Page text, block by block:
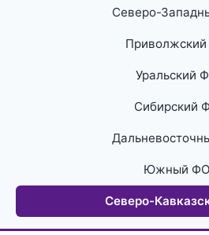
Северо-
Уральский
Сибирский
Южный ФО
Северо-